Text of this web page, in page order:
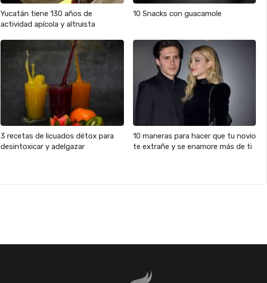
Yucatán tiene 130 años de
actividad apícola y altruista
10 Snacks con guacamole
3 recetas de licuados détox para
desintoxicar y adelgazar
10 maneras para hacer que tu novio
te extrañe y se enamore más de ti